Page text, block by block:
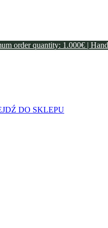
order quantity: 1.000€ |
DO SKLEPU